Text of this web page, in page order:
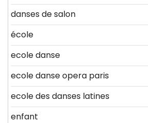
danses de salon
école
ecole danse
ecole danse opera paris
ecole des danses latines
enfant